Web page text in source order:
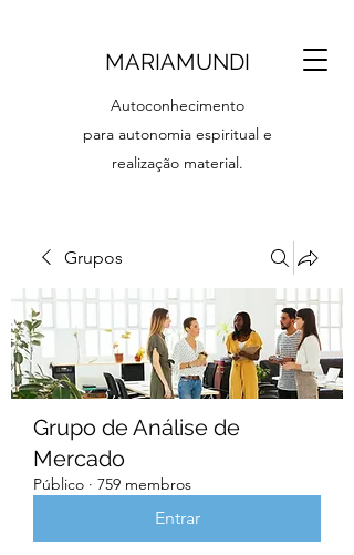
MARIAMUNDI
Autoconhecimento
para autonomia espiritual e
realização material.
Grupos
Grupo de Análise de
Mercado
Público · 759 membros
Entrar